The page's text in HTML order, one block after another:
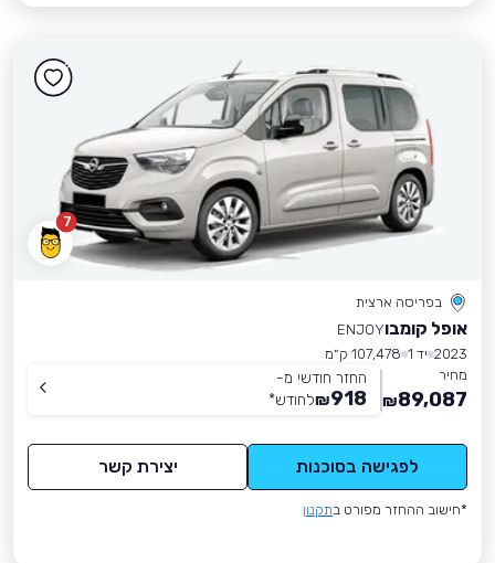
7
בפריסה ארצית
אופל קומבוENJOY
2023 יד 1
107,478 ק״מ
מחיר
89,087
₪
החזר חודשי מ-
918
₪לחודש*
לפגישה בסוכנות יצירת קשר
*חישוב ההחזר מפורט בתקנון